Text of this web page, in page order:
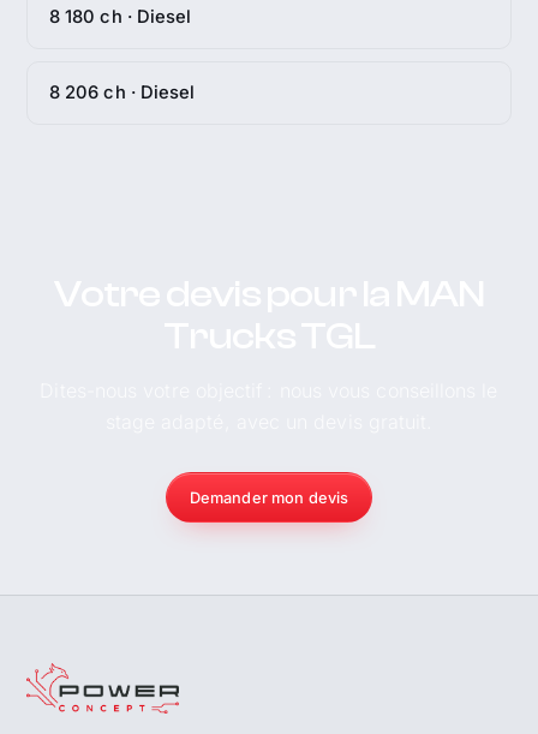
8 180 ch · Diesel
8 206 ch · Diesel
Demander mon devis